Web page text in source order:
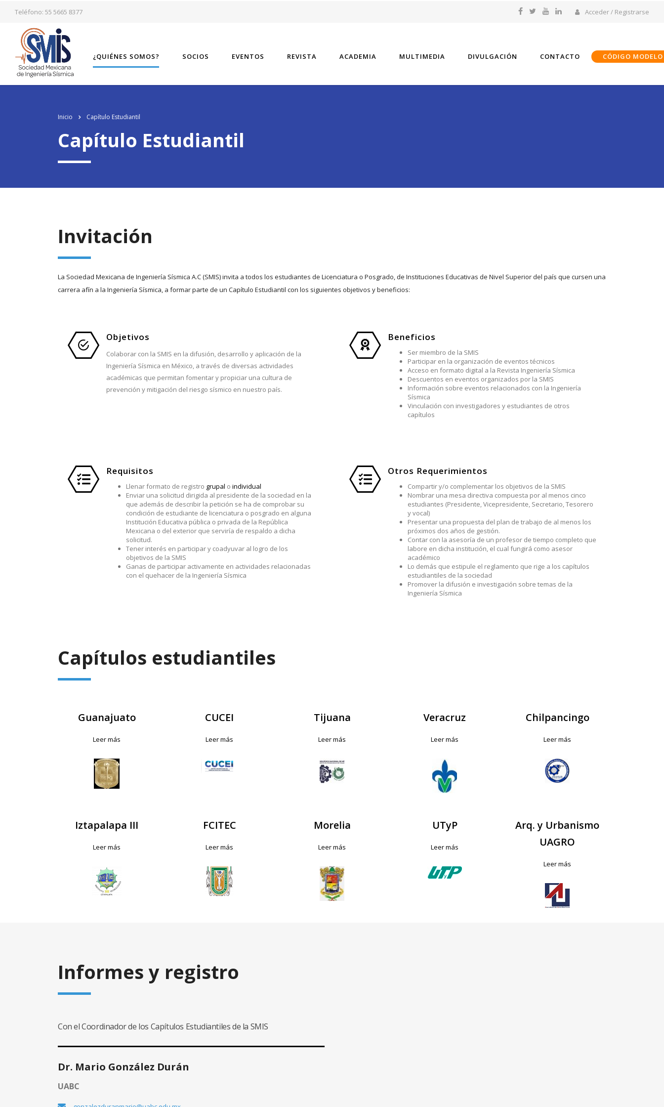
Teléfono: 55 5665 8377
Acceder / Registrarse
¿QUIÉNES SOMOS? SOCIOS EVENTOS REVISTA ACADEMIA MULTIMEDIA DIVULGACIÓN CONTACTO CÓDIGO MODELO
Inicio Capítulo Estudiantil
Capítulo Estudiantil
Invitación
La Sociedad Mexicana de Ingeniería Sísmica A.C (SMIS) invita a todos los estudiantes de Licenciatura o Posgrado, de Instituciones Educativas de Nivel Superior del país que cursen una
carrera afín a la Ingeniería Sísmica, a formar parte de un Capítulo Estudiantil con los siguientes objetivos y beneficios:
Objetivos
Colaborar con la SMIS en la difusión, desarrollo y aplicación de la
Ingeniería Sísmica en México, a través de diversas actividades
académicas que permitan fomentar y propiciar una cultura de
prevención y mitigación del riesgo sísmico en nuestro país.
Beneficios
Ser miembro de la SMIS
Participar en la organización de eventos técnicos
Acceso en formato digital a la Revista Ingeniería Sísmica
Descuentos en eventos organizados por la SMIS
Información sobre eventos relacionados con la Ingeniería
Sísmica
Vinculación con investigadores y estudiantes de otros
capítulos
Requisitos
Llenar formato de registro grupal o individual
Enviar una solicitud dirigida al presidente de la sociedad en la
que además de describir la petición se ha de comprobar su
condición de estudiante de licenciatura o posgrado en alguna
Institución Educativa pública o privada de la República
Mexicana o del exterior que serviría de respaldo a dicha
solicitud.
Tener interés en participar y coadyuvar al logro de los
objetivos de la SMIS
Ganas de participar activamente en actividades relacionadas
con el quehacer de la Ingeniería Sísmica
Otros Requerimientos
Compartir y/o complementar los objetivos de la SMIS
Nombrar una mesa directiva compuesta por al menos cinco
estudiantes (Presidente, Vicepresidente, Secretario, Tesorero
y vocal)
Presentar una propuesta del plan de trabajo de al menos los
próximos dos años de gestión.
Contar con la asesoría de un profesor de tiempo completo que
labore en dicha institución, el cual fungirá como asesor
académico
Lo demás que estipule el reglamento que rige a los capítulos
estudiantiles de la sociedad
Promover la difusión e investigación sobre temas de la
Ingeniería Sísmica
Capítulos estudiantiles
Guanajuato
Leer más
CUCEI
Leer más
Tijuana
Leer más
Veracruz
Leer más
Chilpancingo
Leer más
Iztapalapa III
Leer más
FCITEC
Leer más
Morelia
Leer más
UTyP
Leer más
Arq. y Urbanismo
UAGRO
Leer más
Informes y registro
Con el Coordinador de los Capítulos Estudiantiles de la SMIS
Dr. Mario González Durán
UABC